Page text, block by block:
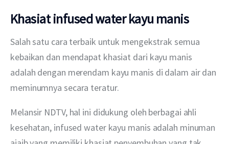
Khasiat infused water kayu manis
Salah satu cara terbaik untuk mengekstrak semua
kebaikan dan mendapat khasiat dari kayu manis
adalah dengan merendam kayu manis di dalam air dan
meminumnya secara teratur.
Melansir NDTV, hal ini didukung oleh berbagai ahli
kesehatan, infused water kayu manis adalah minuman